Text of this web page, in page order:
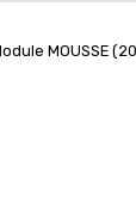
MOUSSE